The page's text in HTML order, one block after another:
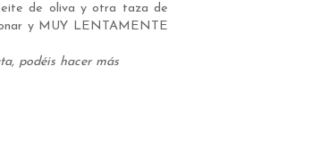
de oliva y otra taza de
y MUY LENTAMENTE
podéis hacer más